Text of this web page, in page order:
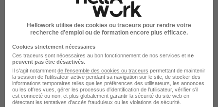
Expert Sécurité des Systèmes
Boursorama
Boulogne-Billancourt - 92
Voir l’offre
il y a 3 jours
Hellowork utilise des cookies ou traceurs pour rendre votre
recherche d’emploi ou de formation encore plus efficace.
Cookies strictement nécessaires
Ces traceurs sont nécessaires au bon fonctionnement de nos services et ne
peuvent pas être désactivés
Il s'agit notamment de l'ensemble des cookies ou traceurs permettant de maintenir
la session de l'utilisateur active pendant sa navigation sur le site, de stocker des
informations temporaires telles que les préférences des utilisateurs, les annonces
ou les offres vues, gérer les processus d'identification de l'utilisateur, vérifier s'il
est connecté ou non, et plus globalement garantir la sécurité du site web en
détectant les tentatives d'accès frauduleux ou les violations de sécurité.